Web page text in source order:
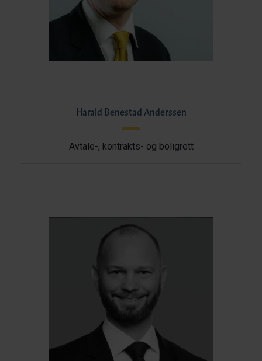
Harald Benestad Anderssen
Avtale-, kontrakts- og boligrett